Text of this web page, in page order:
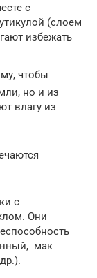
с
(слоем
избежать
чтобы
но и из
влагу из
с
Они
мак